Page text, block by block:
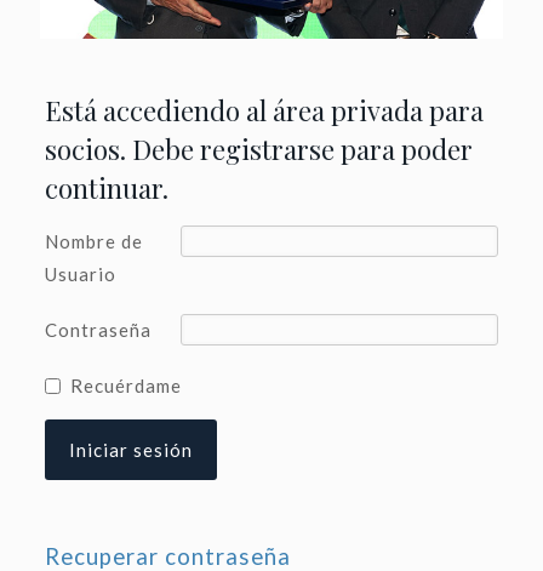
Está accediendo al área privada para
socios. Debe registrarse para poder
continuar.
Nombre de
Usuario
Contraseña
Recuérdame
Recuperar contraseña